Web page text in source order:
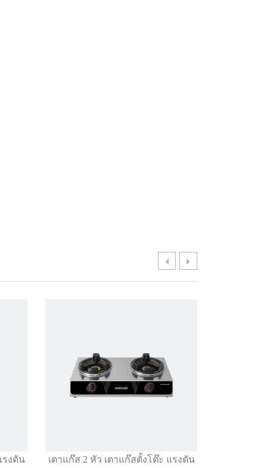
รงดัน
เตาแก๊ส 2 หัว เตาแก๊สตั้งโต๊ะ แรงดัน